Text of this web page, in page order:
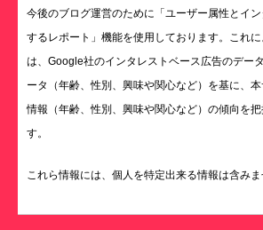
今後のブログ運営のために「ユーザー属性とイ
するレポート」機能を使用しております。これ
は、Google社のインタレストベース広告のデー
ータ（年齢、性別、興味や関心など）を基に、
情報（年齢、性別、興味や関心など）の傾向を
す。
これら情報には、個人を特定出来る情報は含みま